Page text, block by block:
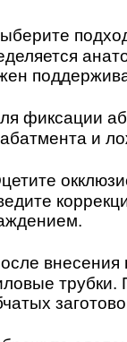
фиксации
и
внесения
трубки.